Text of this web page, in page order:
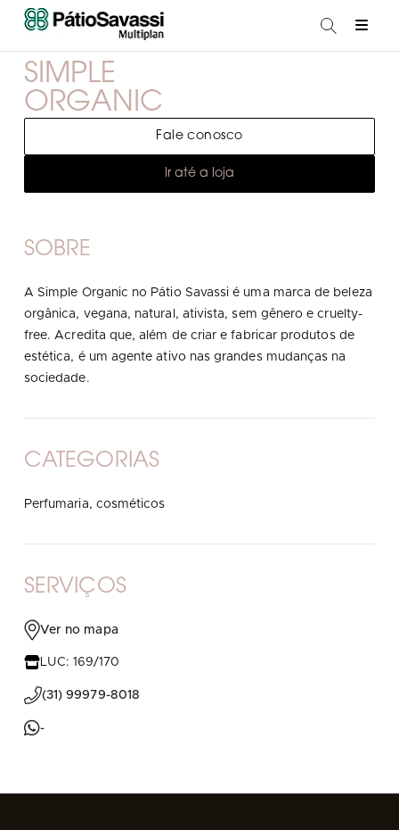
SIMPLE
ORGANIC
Fale conosco
Ir até a loja
SOBRE
A Simple Organic no Pátio Savassi é uma marca de beleza
orgânica, vegana, natural, ativista, sem gênero e cruelty-
free. Acredita que, além de criar e fabricar produtos de
estética, é um agente ativo nas grandes mudanças na
sociedade.
CATEGORIAS
Perfumaria, cosméticos
SERVIÇOS
Ver no mapa
LUC: 169/170
(31) 99979-8018
-